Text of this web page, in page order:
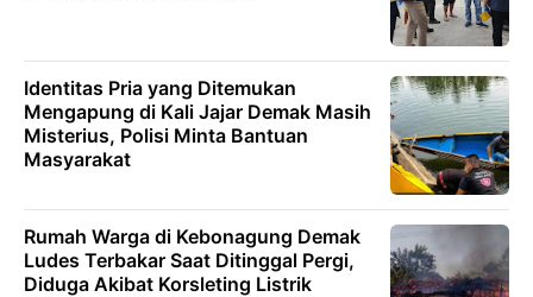
Identitas Pria yang Ditemukan
Mengapung di Kali Jajar Demak Masih
Misterius, Polisi Minta Bantuan
Masyarakat
Rumah Warga di Kebonagung Demak
Ludes Terbakar Saat Ditinggal Pergi,
Diduga Akibat Korsleting Listrik